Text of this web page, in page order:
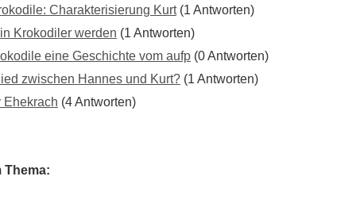
Charakterisierung Kurt(1 Antworten)
Krokodiler werden (1 Antworten)
eine Geschichte vom aufp (0 Antworten)
zwischen Hannes und Kurt? (1 Antworten)
Ehekrach (4 Antworten)
Thema: